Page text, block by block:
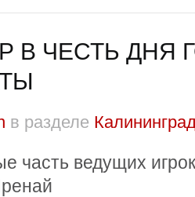
В ЧЕСТЬ ДНЯ
в разделе
часть ведущих